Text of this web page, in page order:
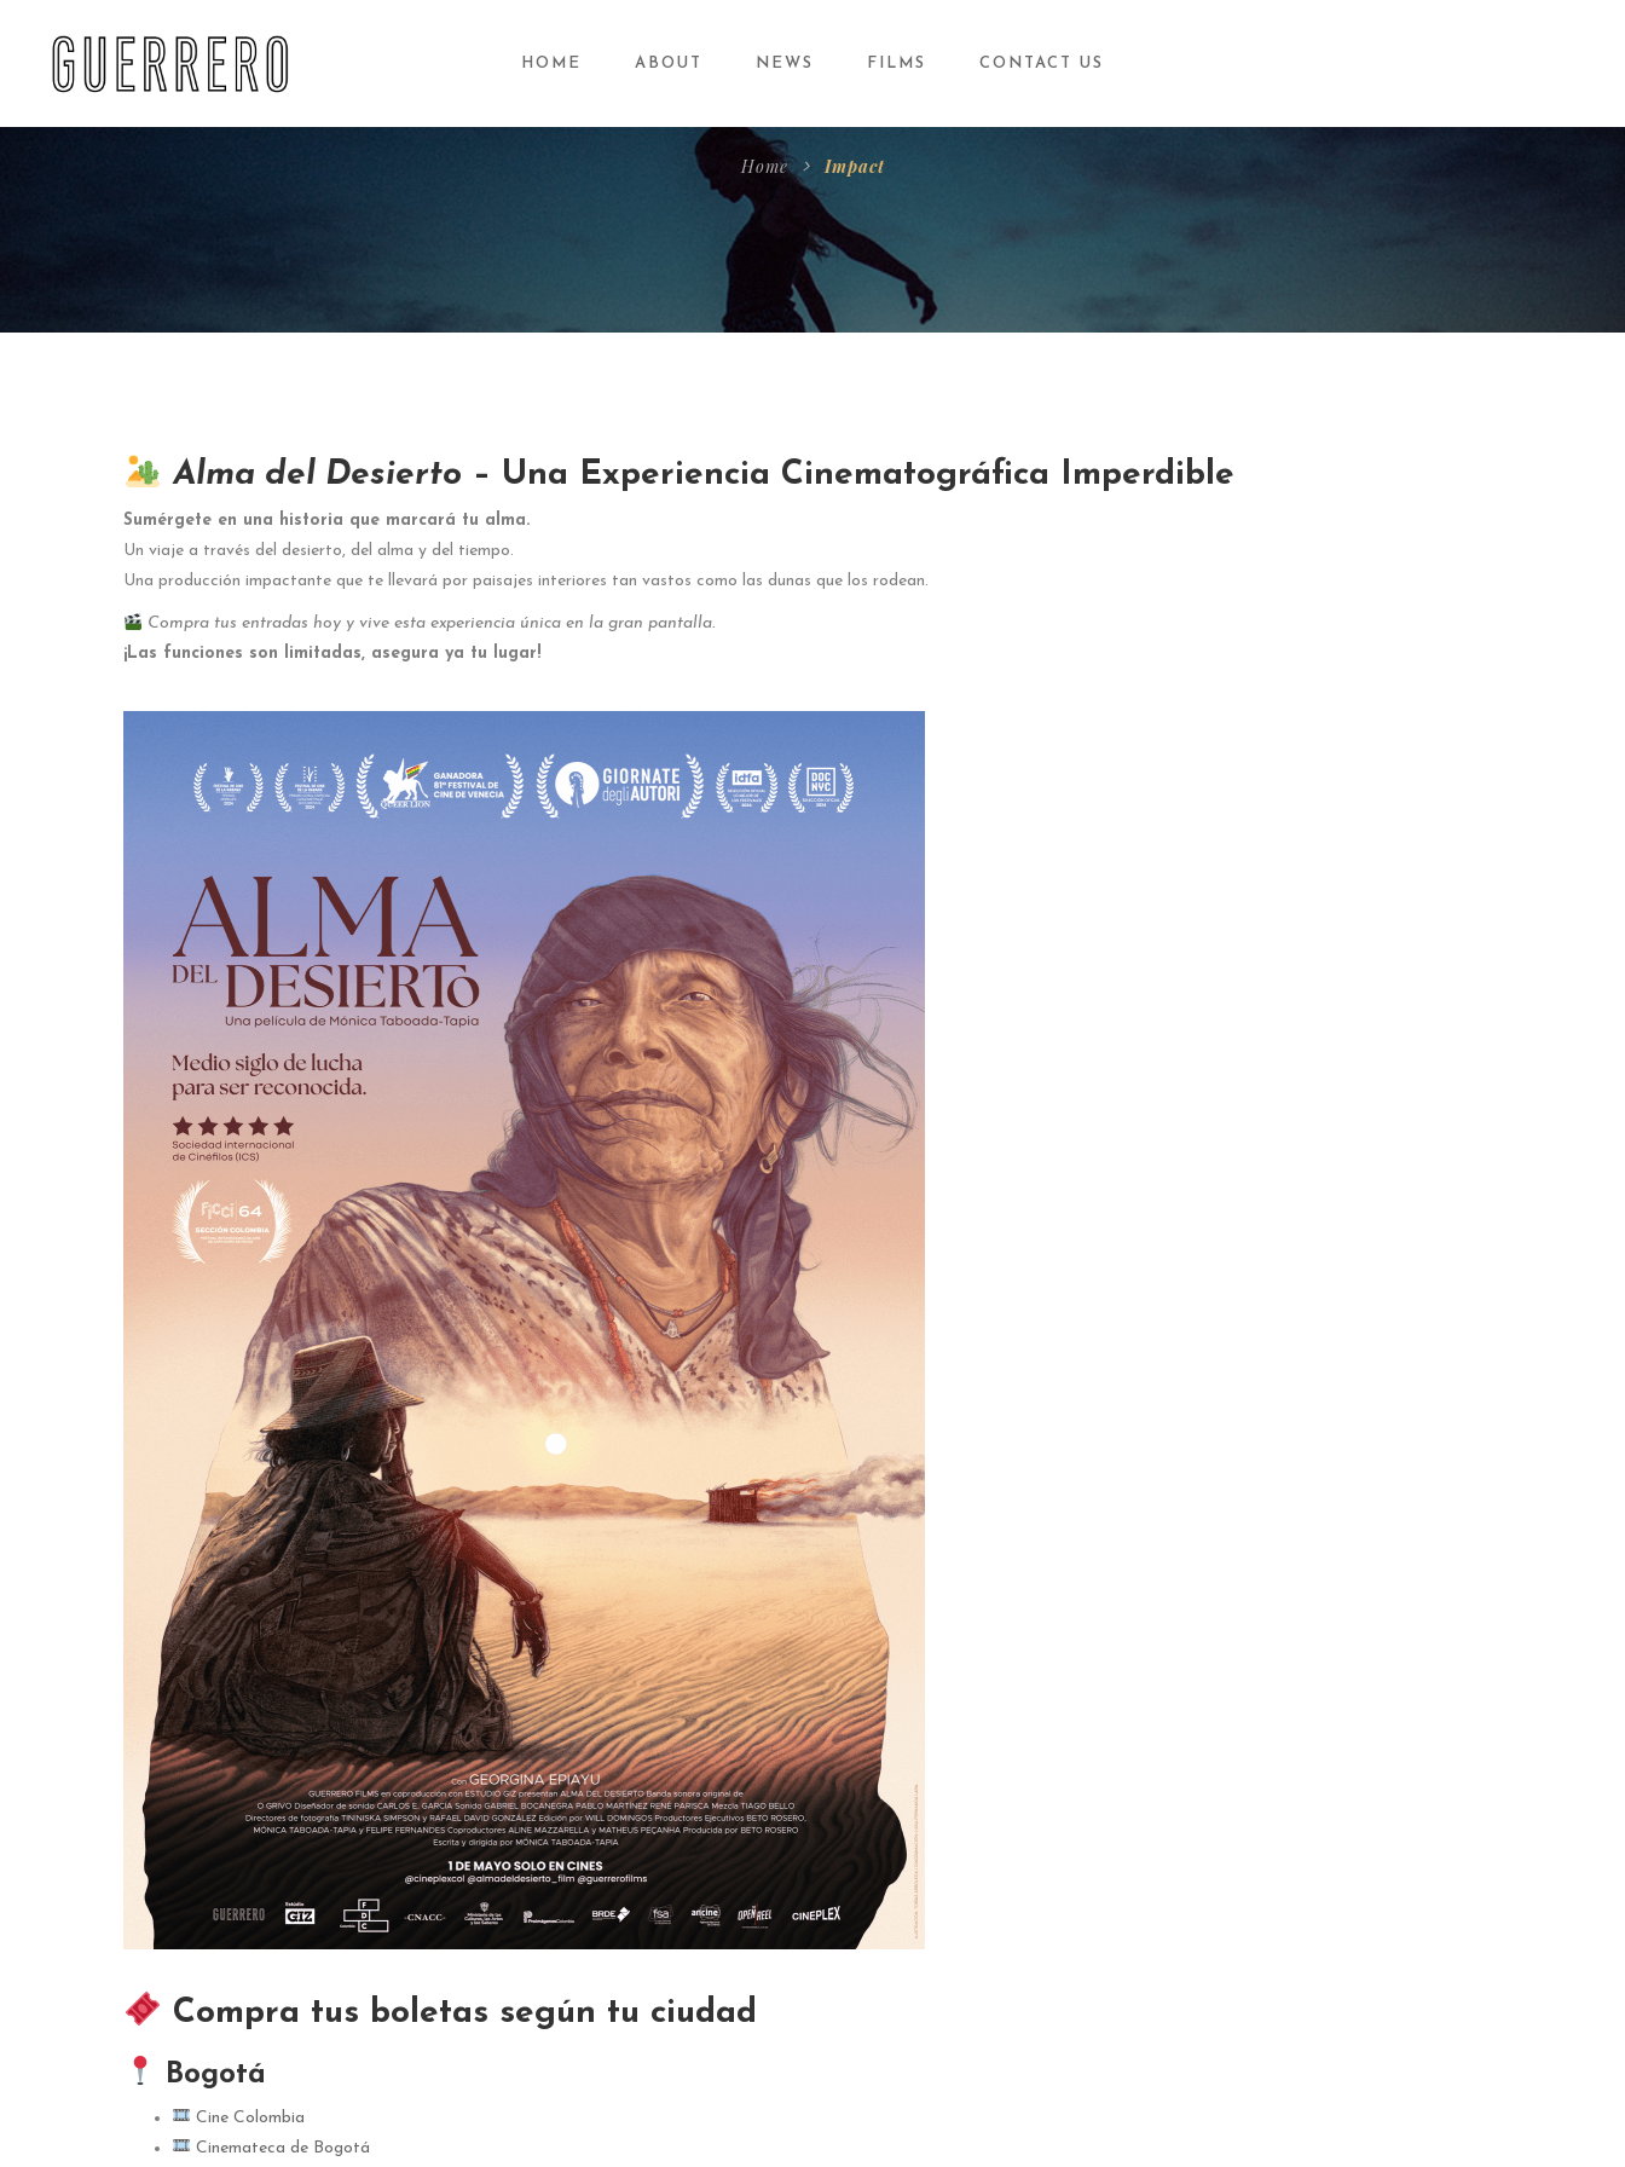
HOME ABOUT NEWS FILMS CONTACT US
Home Impact
Alma del Desierto – Una Experiencia Cinematográfica Imperdible
Sumérgete en una historia que marcará tu alma.
Un viaje a través del desierto, del alma y del tiempo.
Una producción impactante que te llevará por paisajes interiores tan vastos como las dunas que los rodean.
Compra tus entradas hoy y vive esta experiencia única en la gran pantalla.
¡Las funciones son limitadas, asegura ya tu lugar!
Compra tus boletas según tu ciudad
Bogotá
Cine Colombia
Cinemateca de Bogotá